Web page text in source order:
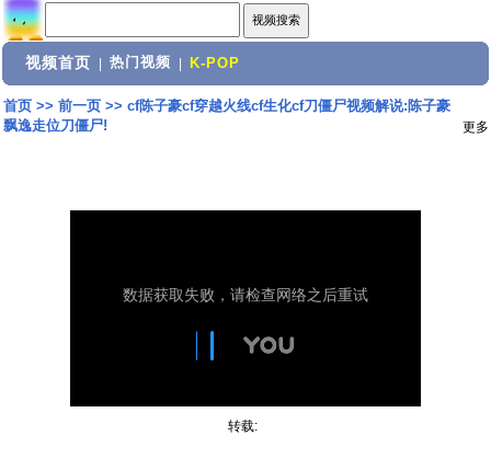
视频首页 热门视频 K-POP
首页>> 前一页>> cf陈子豪cf穿越火线cf生化cf刀僵尸视频解说:陈子豪
飘逸走位刀僵尸!
更多
转载: